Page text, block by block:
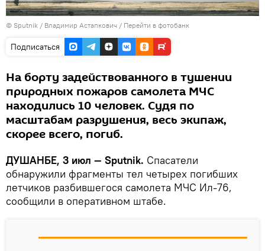
© Sputnik / Владимир Астапкович / Перейти в фотобанк
Подписаться
На борту задействованного в тушении
природных пожаров самолета МЧС
находились 10 человек. Судя по
масштабам разрушения, весь экипаж,
скорее всего, погиб.
ДУШАНБЕ, 3 июл — Sputnik. Спасатели
обнаружили фрагменты тел четырех погибших
летчиков разбившегося самолета МЧС Ил-76,
сообщили в оперативном штабе.